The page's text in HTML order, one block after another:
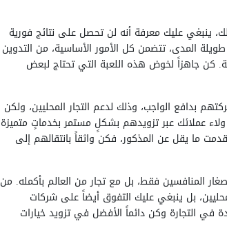
ينبغي عليك معرفة أنه لن تحصل على نتائج فورية
المدى، تتضمن كل الأمور الأساسية، من التدوين
كن جاهزاً لخوض هذه اللعبة التي تحتاج لبعض
بدافع الواجب، وذلك لدعم التجار المحليين، ولكن
عملائك عبر تزويدهم بشكلٍ مستمر بخدماتٍ متميزة
ما يقل عن المذكور، فكن واثقاً بانتقالهم إلى
المنافسين فقط، بل مع تجار من العالم بأكمله. من
بل ينبغي عليك التفوق أيضاً على شركات
في التجارة وكن دائماً الأفضل في تزويد خيارات